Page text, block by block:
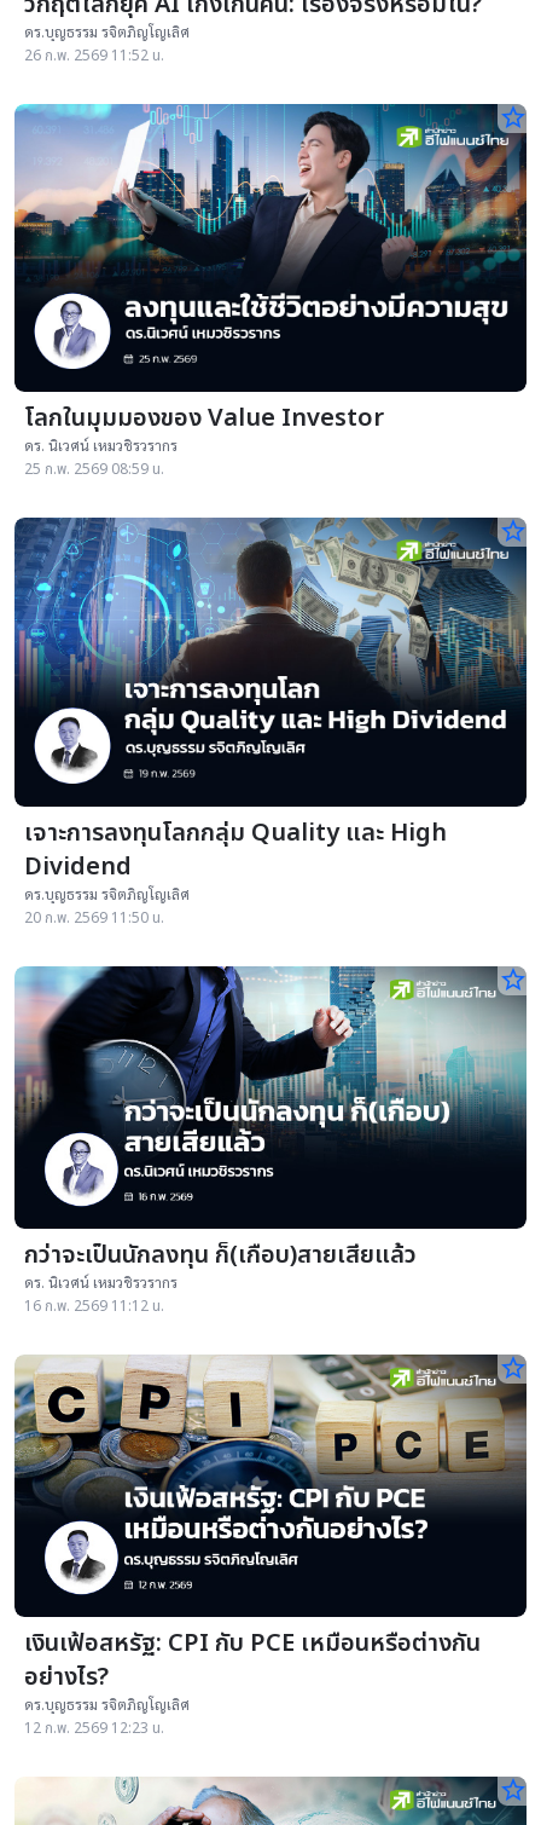
ดร.บุญธรรม รจิตภิญโญเลิศ
26 ก.พ. 2569 11:52 น.
star_border
โลกในมุมมองของ Value Investor
ดร. นิเวศน์ เหมวชิรวรากร
25 ก.พ. 2569 08:59 น.
star_border
เจาะการลงทุนโลกกลุ่ม Quality และ High
Dividend
ดร.บุญธรรม รจิตภิญโญเลิศ
20 ก.พ. 2569 11:50 น.
star_border
กว่าจะเป็นนักลงทุน ก็(เกือบ)สายเสียแล้ว
ดร. นิเวศน์ เหมวชิรวรากร
16 ก.พ. 2569 11:12 น.
star_border
เงินเฟ้อสหรัฐ: CPI กับ PCE เหมือนหรือต่างกัน
อย่างไร?
ดร.บุญธรรม รจิตภิญโญเลิศ
12 ก.พ. 2569 12:23 น.
star_border